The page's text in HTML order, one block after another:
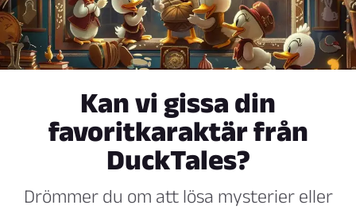
Kan vi gissa din
favoritkaraktär från
DuckTales?
Drömmer du om att lösa mysterier eller